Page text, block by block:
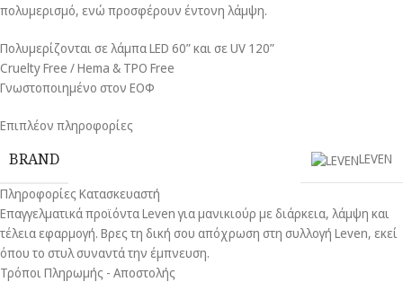
πολυμερισμό, ενώ προσφέρουν έντονη λάμψη.
Πολυμερίζονται σε λάμπα LED 60” και σε UV 120”
Cruelty Free / Hema & TPO Free
Γνωστοποιημένο στον ΕΟΦ
Επιπλέον πληροφορίες
BRAND LEVEN
Πληροφορίες Κατασκευαστή
Επαγγελματικά προϊόντα Leven για μανικιούρ με διάρκεια, λάμψη και
τέλεια εφαρμογή. Βρες τη δική σου απόχρωση στη συλλογή Leven, εκεί
όπου το στυλ συναντά την έμπνευση.
Τρόποι Πληρωμής - Αποστολής